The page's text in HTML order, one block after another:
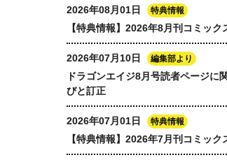
2026年08月01日 特典情報
【特典情報】2026年8月刊コミック
2026年07月10日 編集部より
ドラゴンエイジ8月号読者ページに
びと訂正
2026年07月01日 特典情報
【特典情報】2026年7月刊コミック